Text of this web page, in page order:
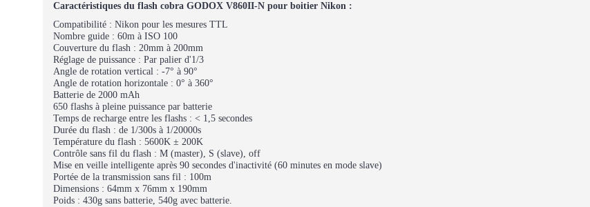
Caractéristiques du flash cobra GODOX V860II-N pour boitier Nikon :
Compatibilité : Nikon pour les mesures TTL
Nombre guide : 60m à ISO 100
Couverture du flash : 20mm à 200mm
Réglage de puissance : Par palier d'1/3
Angle de rotation vertical : -7° à 90°
Angle de rotation horizontale : 0° à 360°
Batterie de 2000 mAh
650 flashs à pleine puissance par batterie
Temps de recharge entre les flashs : < 1,5 secondes
Durée du flash : de 1/300s à 1/20000s
Température du flash : 5600K ± 200K
Contrôle sans fil du flash : M (master), S (slave), off
Mise en veille intelligente après 90 secondes d'inactivité (60 minutes en mode slave)
Portée de la transmission sans fil : 100m
Dimensions : 64mm x 76mm x 190mm
Poids : 430g sans batterie, 540g avec batterie.